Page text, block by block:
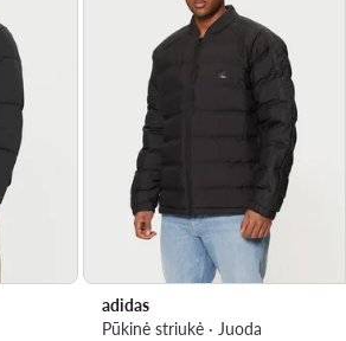
adidas
Pūkinė striukė · Juoda